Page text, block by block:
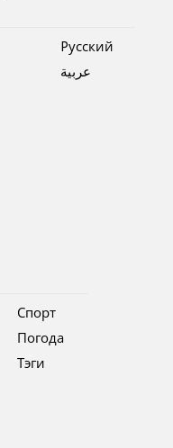
Pусский
عربية
Спорт
Погода
Тэги